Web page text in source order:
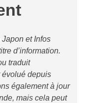
et Infos
d’information.
traduit
évolué depuis
également à jour
mais cela peut